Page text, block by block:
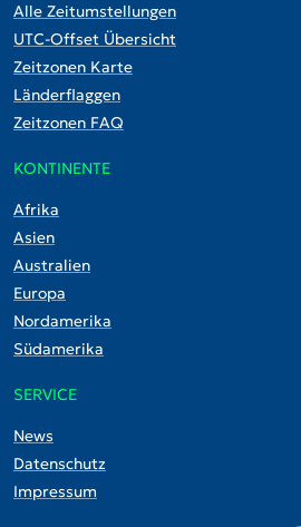
Alle Zeitumstellungen
UTC-Offset Übersicht
Zeitzonen Karte
Länderflaggen
Zeitzonen FAQ
KONTINENTE
Afrika
Asien
Australien
Europa
Nordamerika
Südamerika
SERVICE
News
Datenschutz
Impressum